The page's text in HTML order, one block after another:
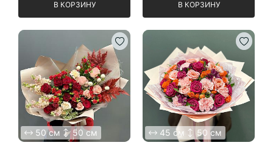
В КОРЗИНУ В КОРЗИНУ
50 см 50 см 45 см 50 см